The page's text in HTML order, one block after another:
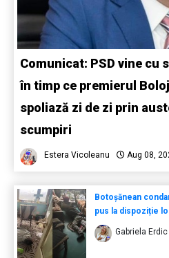
Comunicat: PSD vine cu
în timp ce premierul
spoliază zi de zi prin
scumpiri
Estera Vicoleanu Aug 08,
Botoșănean
pus la dispoziție
Gabriela Erdic